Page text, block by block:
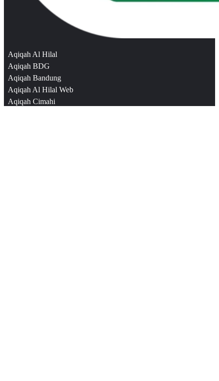
Aqiqah Al Hilal
Aqiqah BDG
Aqiqah Bandung
Aqiqah Al Hilal Web
Aqiqah Cimahi